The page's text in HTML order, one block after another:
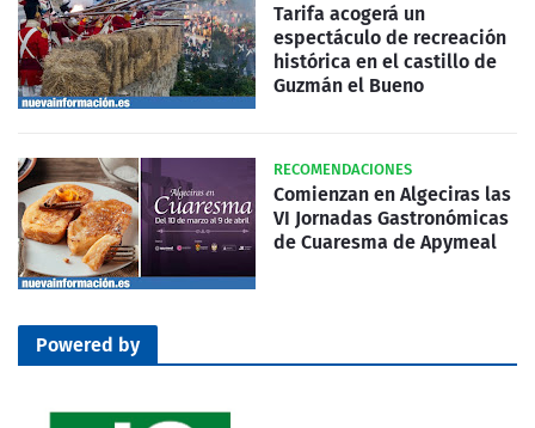
Tarifa acogerá un
espectáculo de recreación
histórica en el castillo de
Guzmán el Bueno
RECOMENDACIONES
Comienzan en Algeciras las
VI Jornadas Gastronómicas
de Cuaresma de Apymeal
Powered by